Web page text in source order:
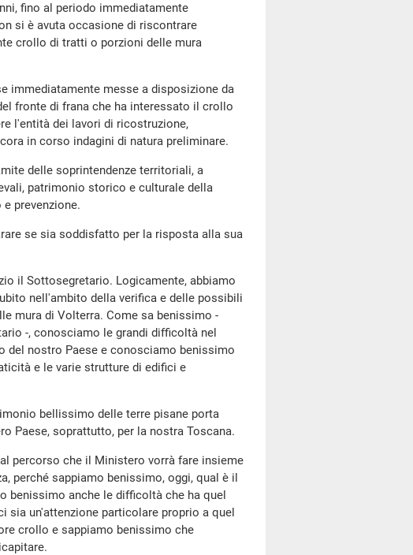
fino al periodo immediatamente
si è avuta occasione di riscontrare
crollo di tratti o porzioni delle mura
immediatamente messe a disposizione da
fronte di frana che ha interessato il crollo
l'entità dei lavori di ricostruzione,
in corso indagini di natura preliminare.
delle soprintendenze territoriali, a
patrimonio storico e culturale della
prevenzione.
se sia soddisfatto per la risposta alla sua
il Sottosegretario. Logicamente, abbiamo
nell'ambito della verifica e delle possibili
mura di Volterra. Come sa benissimo -
-, conosciamo le grandi difficoltà nel
del nostro Paese e conosciamo benissimo
e le varie strutture di edifici e
bellissimo delle terre pisane porta
Paese, soprattutto, per la nostra Toscana.
percorso che il Ministero vorrà fare insieme
perché sappiamo benissimo, oggi, qual è il
benissimo anche le difficoltà che ha quel
sia un'attenzione particolare proprio a quel
crollo e sappiamo benissimo che